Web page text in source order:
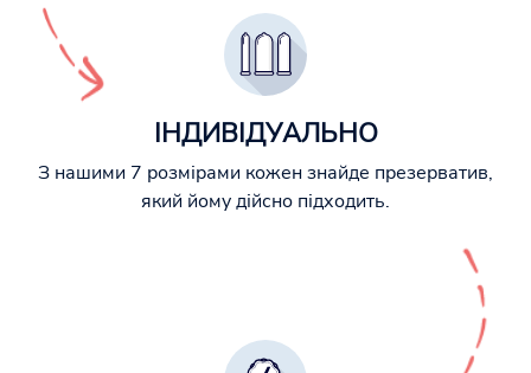
ІНДИВІДУАЛЬНО
З нашими 7 розмірами кожен знайде презерватив,
який йому дійсно підходить.